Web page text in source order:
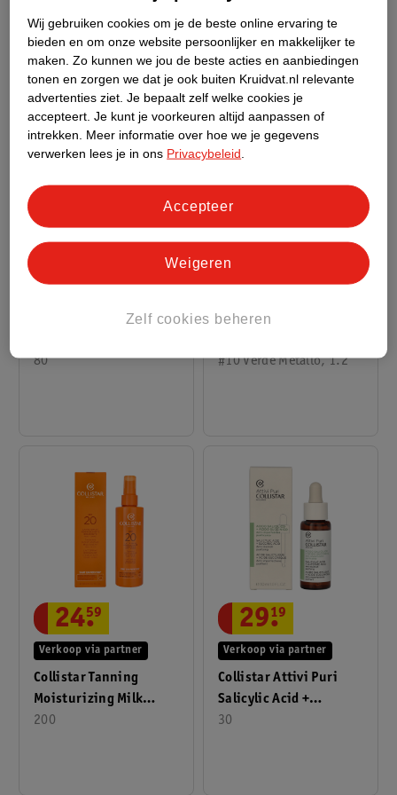
Collistar Uomo Hydra
Face And Eye Gel 80ml
80
Collistar Professional
1.2 Ml
#10 Verde Metallo, 1.2
Collistar Tanning
Moisturizing Milk
Face-Body SPF20
200
Verkoop via partner
24.
59
Collistar Attivi Puri
Salicylic Acid +
Succinic Acid 30ml
30
Verkoop via partner
29.
19
Wij gebruiken cookies om je de beste online ervaring te
bieden en om onze website persoonlijker en makkelijker te
maken. Zo kunnen we jou de beste acties en aanbiedingen
tonen en zorgen we dat je ook buiten Kruidvat.nl relevante
advertenties ziet. Je bepaalt zelf welke cookies je
accepteert. Je kunt je voorkeuren altijd aanpassen of
intrekken.
Meer informatie over hoe we je gegevens
verwerken lees je in ons Privacybeleid
Zelf cookies beheren
Weigeren
Accepteer